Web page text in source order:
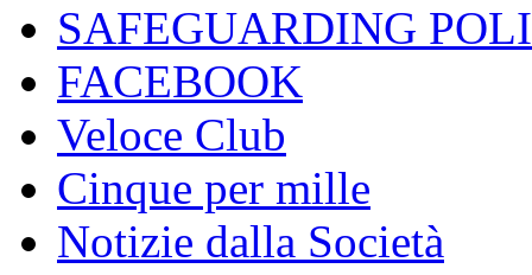
SAFEGUARDING
FACEBOOK
Veloce Club
Cinque per mille
Notizie dalla Società